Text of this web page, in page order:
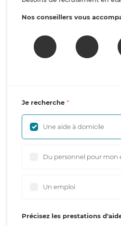
Nos conseillers vous
Je recherche
Une aide à domicile
Du personnel pour mon
Un emploi
Précisez les prestations